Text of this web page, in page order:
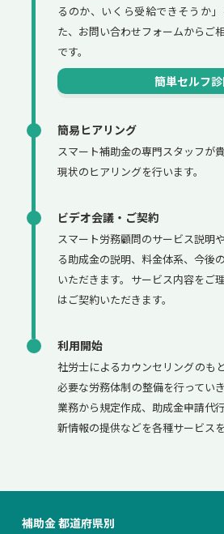
るのか、いくら受給できそうか
た、お問い合わせフォームからご
です。
簡単セルフ
簡易ヒアリング
スマート補助金の専門スタッフが
現状のヒアリングを行います。
ビデオ会議・ご契約
スマート労務顧問のサービス説明
る助成金の説明、料金体系、今後
いただきます。サービス内容をご
はご契約いただきます。
利用開始
社労士によるカウンセリングのも
必要な労務体制の整備を行ってい
業務から規定作成、助成金申請代
新情報の提供などを各種サービス
補助金 都道府県別